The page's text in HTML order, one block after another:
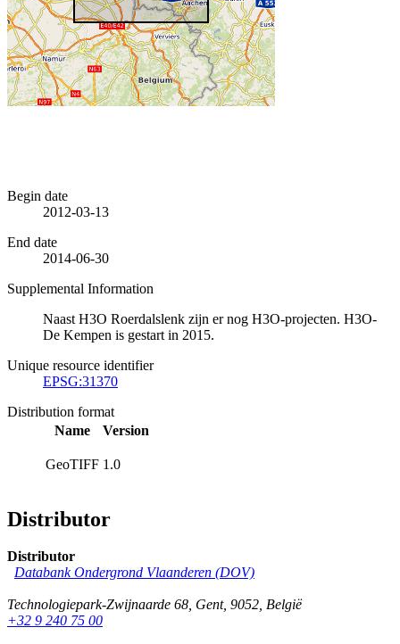
Begin date
2012-03-13
End date
2014-06-30
Supplemental Information
Naast H3O Roerdalslenk zijn er nog H3O-projecten. H3O-
De Kempen is gestart in 2015.
Unique resource identifier
EPSG:31370
Distribution format
Name
Version
GeoTIFF 1.0
Distributor
Distributor
Databank Ondergrond Vlaanderen (DOV)
Technologiepark-Zwijnaarde 68, Gent, 9052, België
+32 9 240 75 00